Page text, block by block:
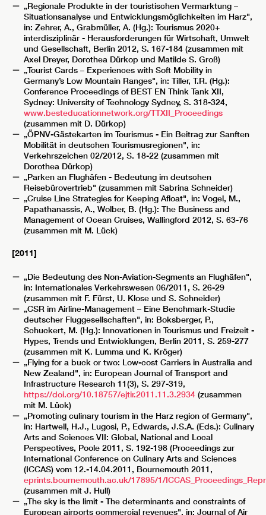
„Regionale Produkte in der touristischen Vermarktung –
Situationsanalyse und Entwicklungsmöglichkeiten im Harz",
in: Zehrer, A., Grabmüller, A. (Hg.): Tourismus 2020+
interdisziplinär - Herausforderungen für Wirtschaft, Umwelt
und Gesellschaft, Berlin 2012, S. 167-184 (zusammen mit
Axel Dreyer, Dorothea Dürkop und Matilde S. Groß)
„Tourist Cards – Experiences with Soft Mobility in
Germany’s Low Mountain Ranges", in: Tiller, T.R. (Hg.):
Conference Proceedings of BEST EN Think Tank XII,
Sydney: University of Technology Sydney, S. 318-324,
www.besteducationnetwork.org/TTXII_Proceedings
(zusammen mit D. Dürkop)
„ÖPNV-Gästekarten im Tourismus - Ein Beitrag zur Sanften
Mobilität in deutschen Tourismusregionen", in:
Verkehrszeichen 02/2012, S. 18-22 (zusammen mit
Dorothea Dürkop)
„Parken an Flughäfen - Bedeutung im deutschen
Reisebürovertrieb" (zusammen mit Sabrina Schneider)
„Cruise Line Strategies for Keeping Afloat", in: Vogel, M.,
Papathanassis, A., Wolber, B. (Hg.): The Business and
Management of Ocean Cruises, Wallingford 2012, S. 63-76
(zusammen mit M. Lück)
[2011]
„Die Bedeutung des Non-Aviation-Segments an Flughäfen",
in: Internationales Verkehrswesen 06/2011, S. 26-29
(zusammen mit F. Fürst, U. Klose und S. Schneider)
„CSR im Airline-Management – Eine Benchmark-Studie
deutscher Fluggesellschaften", in: Boksberger, P.,
Schuckert, M. (Hg.): Innovationen in Tourismus und Freizeit -
Hypes, Trends und Entwicklungen, Berlin 2011, S. 259-277
(zusammen mit K. Lumma und K. Kröger)
„Flying for a buck or two: Low-cost Carriers in Australia and
New Zealand", in: European Journal of Transport and
Infrastructure Research 11(3), S. 297-319,
https://doi.org/10.18757/ejtir.2011.11.3.2934(zusammen
mit M. Lück)
„Promoting culinary tourism in the Harz region of Germany",
in: Hartwell, H.J., Lugosi, P., Edwards, J.S.A. (Eds.): Culinary
Arts and Sciences VII: Global, National and Local
Perspectives, Poole 2011, S. 192-198 (Proceedings zur
International Conference on Culinary Arts and Sciences
(ICCAS) vom 12.-14.04.2011, Bournemouth 2011,
eprints.bournemouth.ac.uk/17895/1/
(zusammen mit J. Hull)
„The sky is the limit - The determinants and constraints of
European airports commercial revenues", in: Journal of Air